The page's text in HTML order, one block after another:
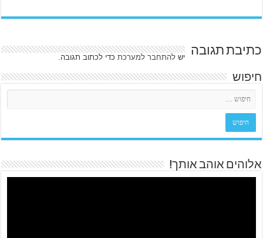
כתיבת תגובה ישלהתחבר למערכת כדי לכתוב תגובה.
חיפוש
אלוהים אוהב אותך!